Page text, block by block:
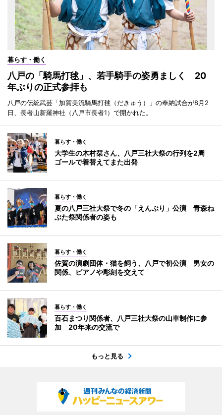
暮らす・働く
八戸の「騎馬打毬」、若手騎手の姿勇ましく 20
年ぶりの正式参拝も
八戸の伝統武芸「加賀美流騎馬打毬（だきゅう）」の奉納試合が8月2
日、長者山新羅神社（八戸市長者1）で開かれた。
暮らす・働く
大学生の木村栞さん、八戸三社大祭の行列を2周
ゴールで着替えてまた出発
暮らす・働く
夏の八戸三社大祭で冬の「えんぶり」公演 青森ね
ぶた祭関係者の姿も
暮らす・働く
佐賀の演劇団体・猫を飼う、八戸で初公演 男女の
関係、ピアノや彫刻を交えて
暮らす・働く
百石まつり関係者、八戸三社大祭の山車制作に参
加 20年来の交流で
もっと見る